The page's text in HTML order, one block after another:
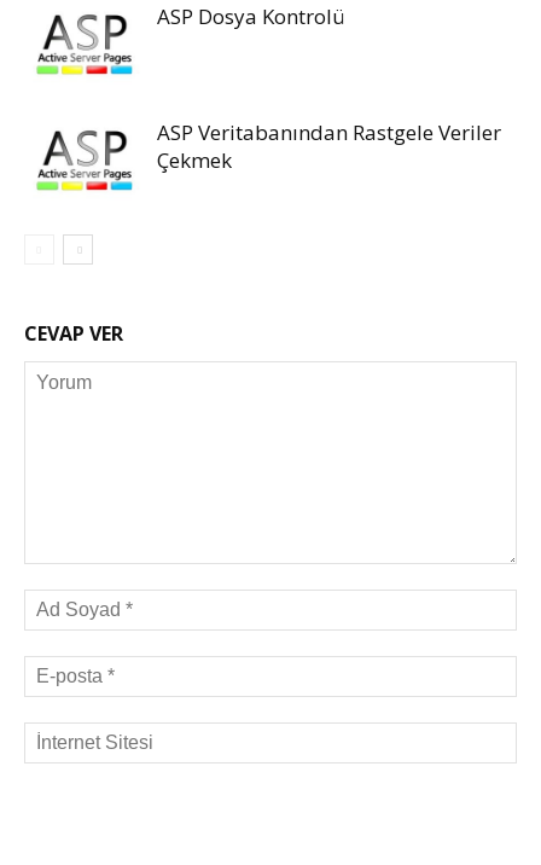
ASP Dosya Kontrolü
ASP Veritabanından Rastgele Veriler
Çekmek
CEVAP VER